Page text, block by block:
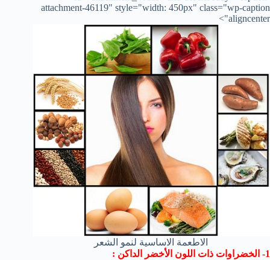
attachment-46119" style="width: 450px" class="wp-caption
aligncenter">
الاطعمة الاساسية لنمو الشعر
1- الخضراوات ذات اللون الأخضر الداكن :